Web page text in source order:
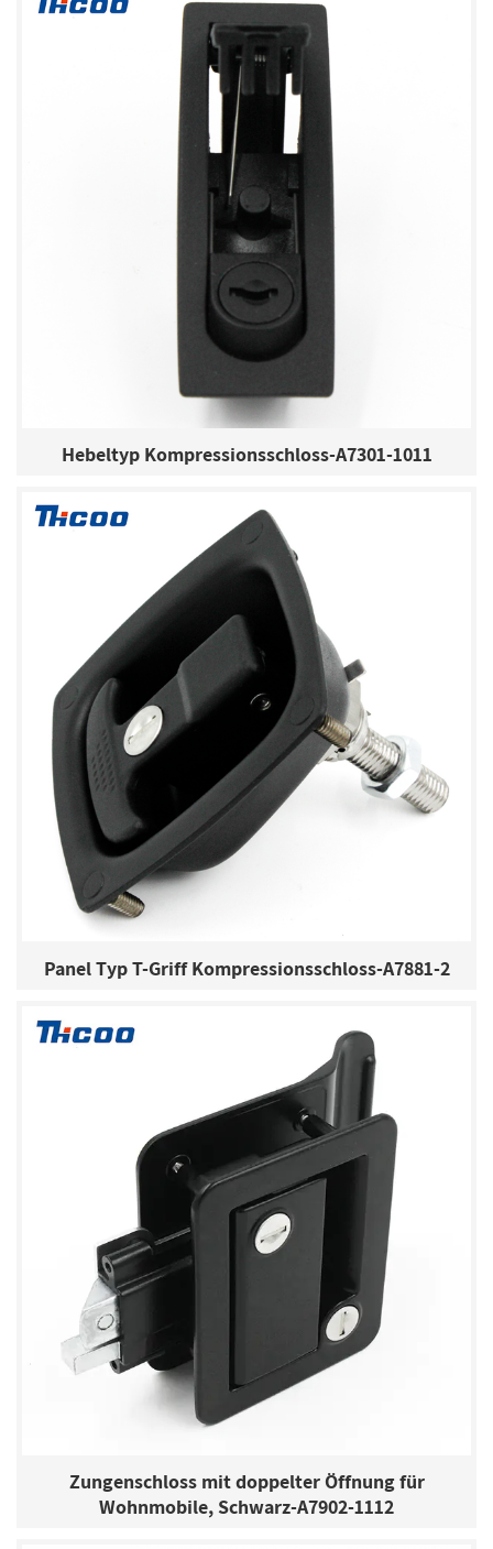
Hebeltyp Kompressionsschloss-A7301-1011
Panel Typ T-Griff Kompressionsschloss-A7881-2
Zungenschloss mit doppelter Öffnung für
Wohnmobile, Schwarz-A7902-1112